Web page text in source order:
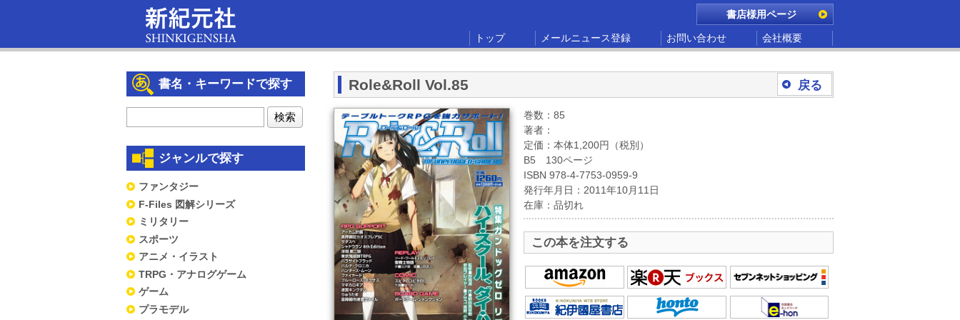
書店様用ページ
トップ メールニュース登録 お問い合わせ 会社概要
戻る
Role&Roll Vol.85
巻数：85
著者：
定価：本体1,200円（税別）
B5 130ページ
ISBN 978-4-7753-0959-9
発行年月日：2011年10月11日
在庫：品切れ
この本を注文する
書名・キーワードで探す
ジャンルで探す
ファンタジー
F-Files 図解シリーズ
ミリタリー
スポーツ
アニメ・イラスト
TRPG・アナログゲーム
ゲーム
プラモデル